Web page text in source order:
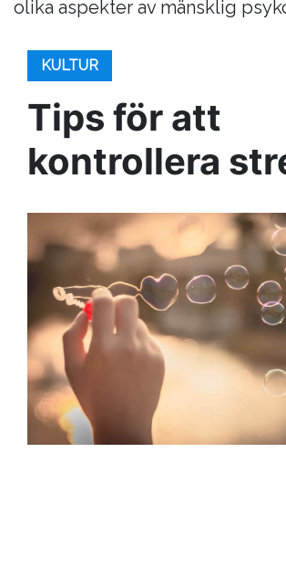
olika aspekter av mänsklig
KULTUR
Tips för att
kontrollera